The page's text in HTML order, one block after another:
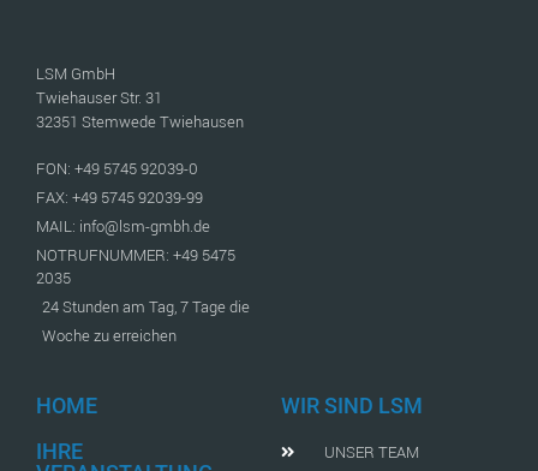
LSM GmbH
Twiehauser Str. 31
32351 Stemwede Twiehausen
FON: +49 5745 92039-0
FAX: +49 5745 92039-99
MAIL: info@lsm-gmbh.de
NOTRUFNUMMER: +49 5475
2035
24 Stunden am Tag, 7 Tage die
Woche zu erreichen
HOME
IHRE
WIR SIND LSM
UNSER TEAM